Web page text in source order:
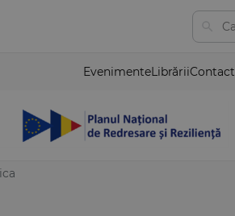
EvenimenteLibrăriiContact